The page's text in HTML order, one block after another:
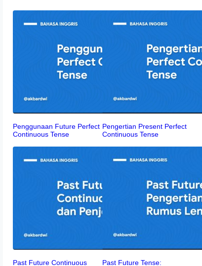
Penggunaan Future Perfect
Continuous Tense
Pengertian Present Perfect
Continuous Tense
Past Future Continuous
Past Future Tense: